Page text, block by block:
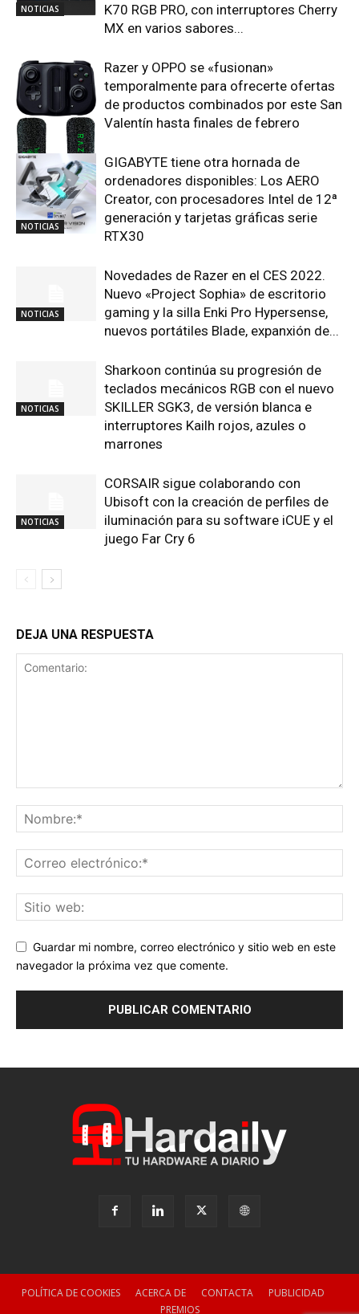
NOTICIAS
K70 RGB PRO, con interruptores Cherry
MX en varios sabores...
NOTICIAS
Razer y OPPO se «fusionan»
temporalmente para ofrecerte ofertas
de productos combinados por este San
Valentín hasta finales de febrero
NOTICIAS
GIGABYTE tiene otra hornada de
ordenadores disponibles: Los AERO
Creator, con procesadores Intel de 12ª
generación y tarjetas gráficas serie
RTX30
NOTICIAS
Novedades de Razer en el CES 2022.
Nuevo «Project Sophia» de escritorio
gaming y la silla Enki Pro Hypersense,
nuevos portátiles Blade, expanxión de...
NOTICIAS
Sharkoon continúa su progresión de
teclados mecánicos RGB con el nuevo
SKILLER SGK3, de versión blanca e
interruptores Kailh rojos, azules o
marrones
NOTICIAS
CORSAIR sigue colaborando con
Ubisoft con la creación de perfiles de
iluminación para su software iCUE y el
juego Far Cry 6
DEJA UNA RESPUESTA
Guardar mi nombre, correo electrónico y sitio web en este
navegador la próxima vez que comente.
POLÍTICA DE COOKIES ACERCA DE CONTACTA
PUBLICIDAD
PREMIOS